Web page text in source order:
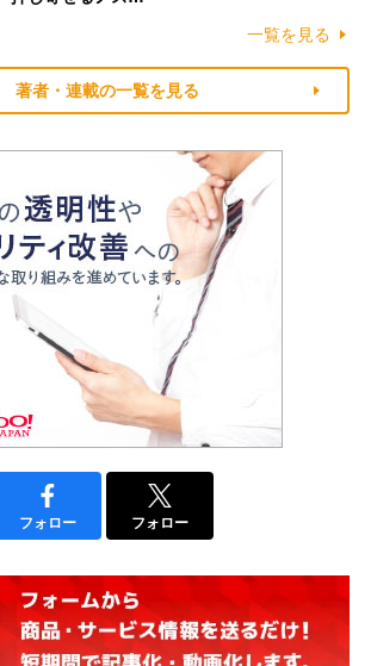
一覧を見る
著者・連載の一覧を見る
フォロー フォロー